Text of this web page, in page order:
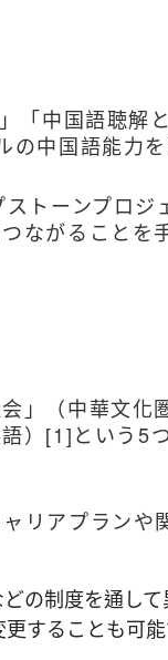
中国語聴解
の中国語能力
トーンプロジ
ながることを
会」（中華文
） [1]という5
リアプランや
の制度を通し
することも可能